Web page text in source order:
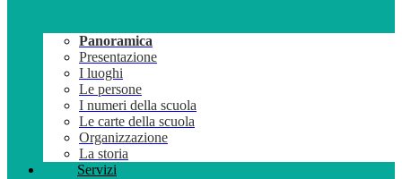
Panoramica
Presentazione
I luoghi
Le persone
I numeri della scuola
Le carte della scuola
Organizzazione
La storia
Servizi